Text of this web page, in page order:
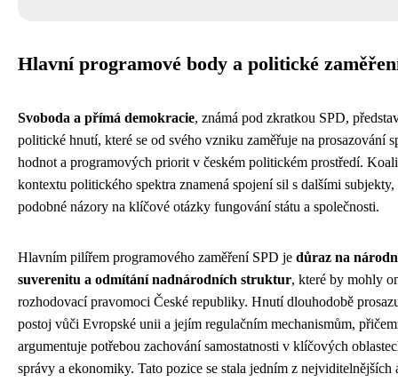
Hlavní programové body a politické
Svoboda a přímá demokracie, známá pod zkratkou SPD,
politické hnutí, které se od svého vzniku zaměřuje na prosazování
hodnot a programových priorit v českém politickém prostředí.
kontextu politického spektra znamená spojení sil s dalšími
podobné názory na klíčové otázky fungování státu a společnosti.
Hlavním pilířem programového zaměření SPD je důraz na
suverenitu a odmítání nadnárodních struktur, které by mohly
rozhodovací pravomoci České republiky. Hnutí dlouhodobě
postoj vůči Evropské unii a jejím regulačním mechanismům,
argumentuje potřebou zachování samostatnosti v klíčových
správy a ekonomiky. Tato pozice se stala jedním z nejviditelnějších